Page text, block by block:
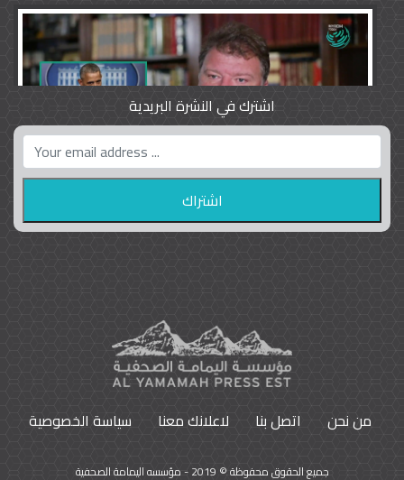
واشنطن بوست واللوبي المزدوج
9797
اشترك في النشرة البريدية
من نحن اتصل بنا لاعلانك معنا سياسة الخصوصية
جميع الحقوق محفوظة © 2019 - مؤسسه اليمامة الصحفية